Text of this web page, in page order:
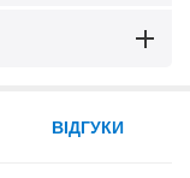
ВІДГУКИ